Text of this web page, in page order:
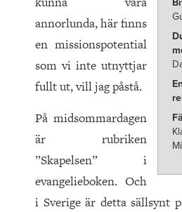
annorlunda, här finns
en missionspotential
som vi inte utnyttjar
fullt ut, vill jag påstå.
På midsommardagen
är rubriken
”Skapelsen” i
evangelieboken. Och
i Sverige är detta sällsynt